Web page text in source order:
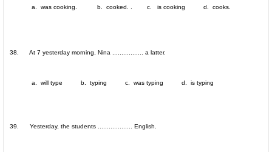
a. was cooking. b. cooked. . c. is cooking d. cooks.
38. At 7 yesterday morning, Nina ................. a latter.
a. will type b. typing c. was typing d. is typing
39. Yesterday, the students ................... English.